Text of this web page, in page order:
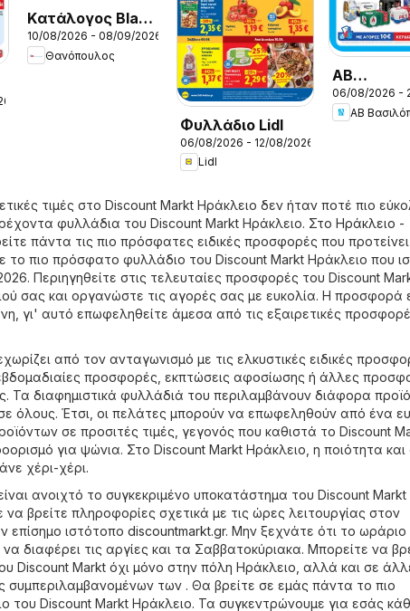
Kατάλογος Black
Friday
10/08/2026 - 08/09/2026
Θανόπουλος
Φυλλάδιο Lidl
06/08/2026 - 12/08/2026
Lidl
ΑΒ
06/08/2026 -
ΑΒ
τιμές στο Discount Markt Ηράκλειο δεν ήταν ποτέ πιο
φυλλάδια του Discount Markt Ηράκλειο. Στο Ηράκλειο -
πάντα τις πιο πρόσφατες ειδικές προσφορές που
το πιο πρόσφατο φυλλάδιο του Discount Markt Ηράκλειο που
Περιηγηθείτε στις τελευταίες προσφορές του Discount
σας και οργανώστε τις αγορές σας με ευκολία. Η προσφορά
γι' αυτό επωφεληθείτε άμεσα από τις εξαιρετικές
από τον ανταγωνισμό με τις ελκυστικές ειδικές
εβδομαδιαίες προσφορές, εκπτώσεις αφοσίωσης ή άλλες
Τα διαφημιστικά φυλλάδιά του περιλαμβάνουν διάφορα
όλους. Έτσι, οι πελάτες μπορούν να επωφεληθούν από ένα
σε προσιτές τιμές, γεγονός που καθιστά το Discount
για ψώνια. Στο Discount Markt Ηράκλειο, η ποιότητα και
χέρι-χέρι.
ανοιχτό το συγκεκριμένο υποκατάστημα του Discount Markt
βρείτε πληροφορίες σχετικά με τις ώρες λειτουργίας στον
επίσημο ιστότοπο discountmarkt.gr. Μην ξεχνάτε ότι το ωράριο
να διαφέρει τις αργίες και τα Σαββατοκύριακα. Μπορείτε να
Discount Markt όχι μόνο στην πόλη Ηράκλειο, αλλά και σε
συμπεριλαμβανομένων των . Θα βρείτε σε εμάς πάντα το πιο
του Discount Markt Ηράκλειο. Τα συγκεντρώνουμε για εσάς